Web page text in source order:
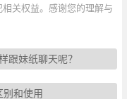
关权益。感谢您的理解与
跟妹纸聊天呢？
和使用